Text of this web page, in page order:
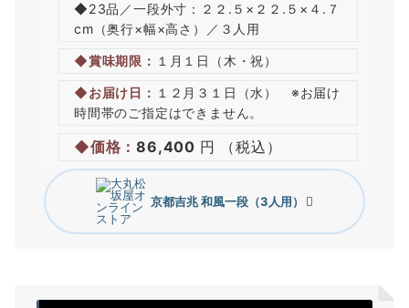
◆23品／一段外寸：２２.５×２２.５×４.７
cm（奥行×幅×高さ）／３人用
◆賞味期限： １月１日（木・祝）
◆お届け日： １２月３１日（水） ※お届け
時間帯のご指定はできません。
◆価格：86,400 円 （税込）
京都吉兆和風一段（3人用）